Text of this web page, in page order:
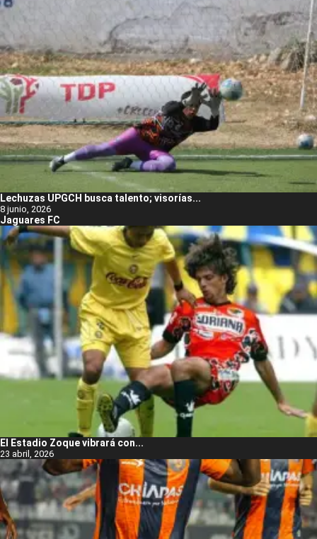
Lechuzas UPGCH busca talento; visorías...
8 junio, 2026
Jaguares FC
El Estadio Zoque vibrará con...
23 abril, 2026